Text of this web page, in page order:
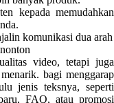
kepada memudahkan
komunikasi dua arah
video, tetapi juga
bagi menggarap
jenis teksnya, seperti
FAQ, atau promosi